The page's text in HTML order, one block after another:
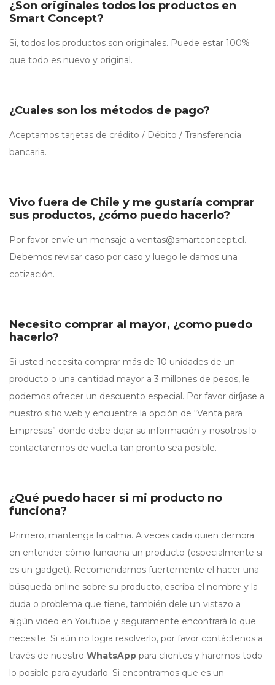
¿Son originales todos los productos en
Smart Concept?
Si, todos los productos son originales. Puede estar 100%
que todo es nuevo y original.
¿Cuales son los métodos de pago?
Aceptamos tarjetas de crédito / Débito / Transferencia
bancaria.
Vivo fuera de Chile y me gustaría comprar
sus productos, ¿cómo puedo hacerlo?
Por favor envíe un mensaje a ventas@smartconcept.cl.
Debemos revisar caso por caso y luego le damos una
cotización.
Necesito comprar al mayor, ¿como puedo
hacerlo?
Si usted necesita comprar más de 10 unidades de un
producto o una cantidad mayor a 3 millones de pesos, le
podemos ofrecer un descuento especial. Por favor diríjase a
nuestro sitio web y encuentre la opción de “Venta para
Empresas” donde debe dejar su información y nosotros lo
contactaremos de vuelta tan pronto sea posible.
¿Qué puedo hacer si mi producto no
funciona?
Primero, mantenga la calma. A veces cada quien demora
en entender cómo funciona un producto (especialmente si
es un gadget). Recomendamos fuertemente el hacer una
búsqueda online sobre su producto, escriba el nombre y la
duda o problema que tiene, también dele un vistazo a
algún video en Youtube y seguramente encontrará lo que
necesite. Si aún no logra resolverlo, por favor contáctenos a
través de nuestro WhatsApp para clientes y haremos todo
lo posible para ayudarlo. Si encontramos que es un